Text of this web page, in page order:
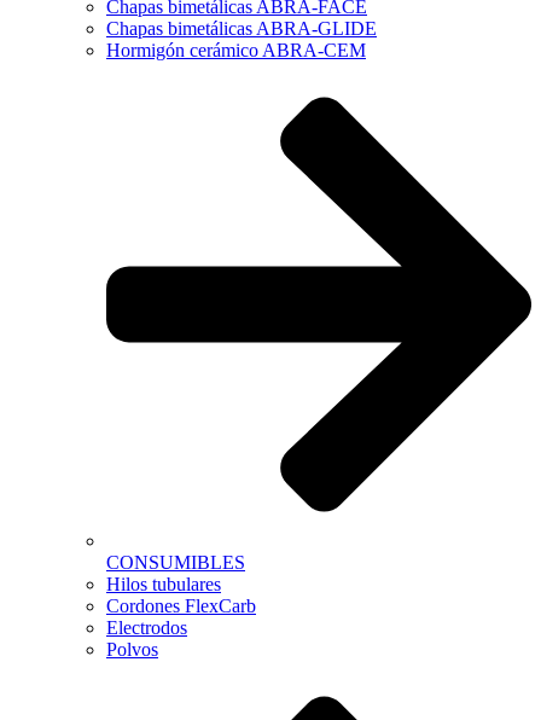
Chapas bimetálicas ABRA-FACE
Chapas bimetálicas ABRA-GLIDE
Hormigón cerámico ABRA-CEM
CONSUMIBLES
Hilos tubulares
Cordones FlexCarb
Electrodos
Polvos